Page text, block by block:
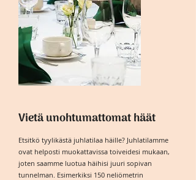
Vietä unohtumattomat häät
Etsitkö tyylikästä juhlatilaa häille? Juhlatilamme
ovat helposti muokattavissa toiveidesi mukaan,
joten saamme luotua häihisi juuri sopivan
tunnelman. Esimerkiksi 150 neliömetrin